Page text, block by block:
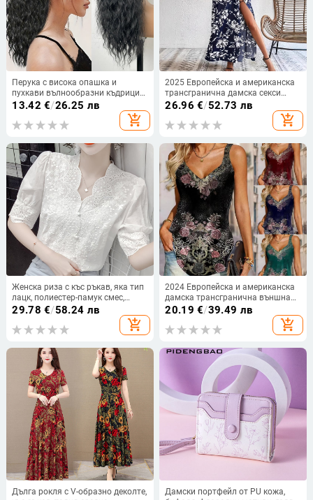
Перука с висока опашка и
пухкави вълнообразни къдрици
(модел W1989 · термоустойчиви
влакна · може да се боядисва ·
марка Sri)
13.42 €/26.25 лв
add_shopping_cart
2025 Европейска и американска
трансгранична дамска секси
рокля с нередовна форма, дълга
плажна пола с флорален принт
26.96 €/52.73 лв
add_shopping_cart
Женска риза с къс ръкав, яка тип
лацк, полиестер-памук смес,
едноцветен модел, свободна
29.78 €/58.24 лв
add_shopping_cart
2024 Европейска и американска
дамска трансгранична външна
търговия Amazon Independent
Station Лятна нова V-образно
деколте секси щампована малка
20.19 €/39.49 лв
add_shopping_cart
Дълга рокля с V-образно деколте,
Дамски портфейл от PU кожа,